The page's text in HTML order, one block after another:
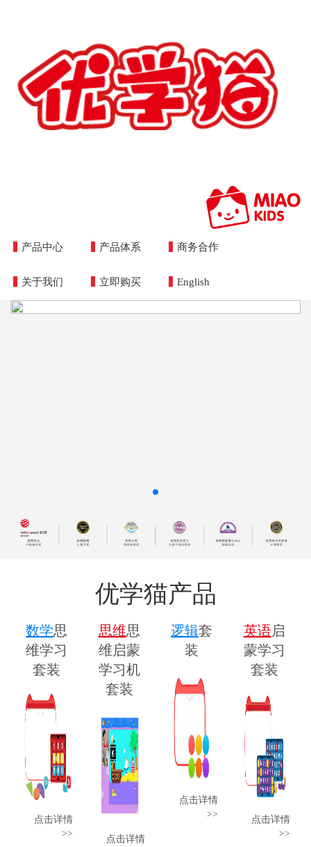
产品中心 产品体系 商务合作
关于我们 立即购买 English
优学猫产品
数学思
维学习
套装
点击详情
>>
思维思
维启蒙
学习机
套装
点击详情
逻辑套
装
点击详情
>>
英语启
蒙学习
套装
点击详情
>>